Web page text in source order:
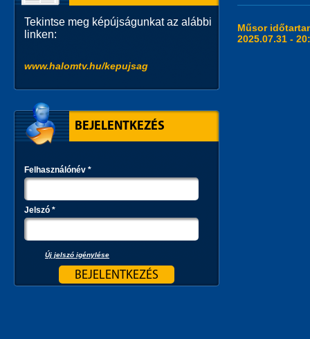
Műsor
2025.07.31 -
Tekintse meg képújságunkat az alábbi
linken:
www.halomtv.hu/kepujsag
BEJELENTKEZÉS
Felhasználónév *
Jelszó *
Új jelszó igénylése